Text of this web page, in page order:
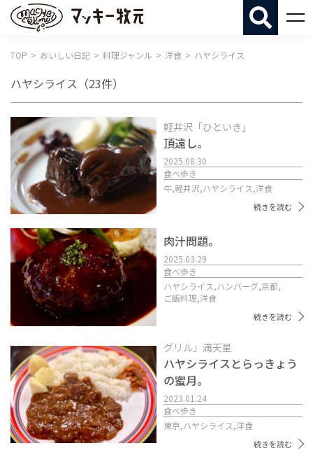
TOP おいしい日記 料理ジャンル 洋食 ハヤシライス
ハヤシライス （23件）
軽井沢「ひといき」
頂遠し。
2025.08.30
食べ歩き
牛,軽井沢,ハヤシライス,洋食
続きを読む
肉汁問題。
2025.03.29
食べ歩き
ハヤシライス,ハンバーグ,京都,
ご飯料理,洋食
続きを読む
グリル」満天星
ハヤシライスとらっきょう
の蜜月。
2023.01.24
食べ歩き
東京,ハヤシライス,洋食
続きを読む